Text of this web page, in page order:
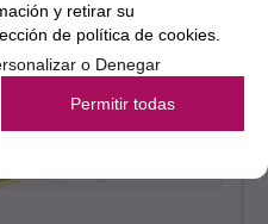
y retirar su
de política de cookies.
o Denegar
Permitir todas